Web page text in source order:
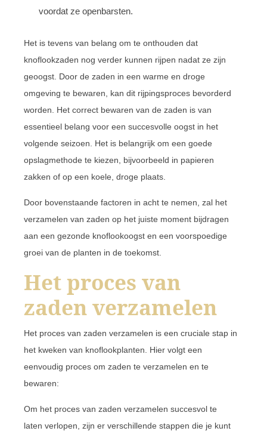
voordat ze openbarsten.
Het is tevens van belang om te onthouden dat
knoflookzaden nog verder kunnen rijpen nadat ze zijn
geoogst. Door de zaden in een warme en droge
omgeving te bewaren, kan dit rijpingsproces bevorderd
worden. Het correct bewaren van de zaden is van
essentieel belang voor een succesvolle oogst in het
volgende seizoen. Het is belangrijk om een goede
opslagmethode te kiezen, bijvoorbeeld in papieren
zakken of op een koele, droge plaats.
Door bovenstaande factoren in acht te nemen, zal het
verzamelen van zaden op het juiste moment bijdragen
aan een gezonde knoflookoogst en een voorspoedige
groei van de planten in de toekomst.
Het proces van
zaden verzamelen
Het proces van zaden verzamelen is een cruciale stap in
het kweken van knoflookplanten. Hier volgt een
eenvoudig proces om zaden te verzamelen en te
bewaren:
Om het proces van zaden verzamelen succesvol te
laten verlopen, zijn er verschillende stappen die je kunt